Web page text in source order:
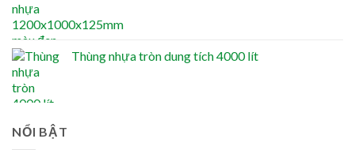
Thùng nhựa tròn dung tích 4000 lít
NỔI BẬT